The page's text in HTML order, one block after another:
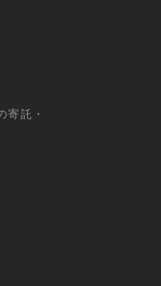
寄託・